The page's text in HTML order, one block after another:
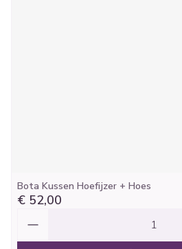
Bota Kussen Hoefijzer + Hoes
€ 52,00